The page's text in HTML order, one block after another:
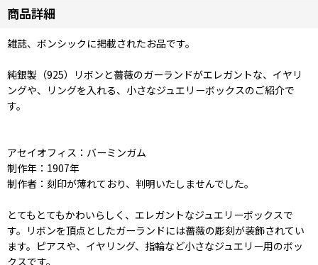
商品詳細
雑誌、ボンシックに掲載されたお品です。
純銀製（925）リボンと薔薇のガーランドがエレガントな、イヤリ
ングや、リングを入れる、小さなジュエリーボックスのご紹介で
す。
アセイオフィス：バーミンガム
制作年：1907年
制作者：刻印が薄れており、判明いたしませんでした。
とてもとてもかわいらしく、エレガントなジュエリーボックスで
す。リボンを頂点としたガーランドには薔薇の彫刻が装飾されてい
ます。ピアスや、イヤリング、指輪など小さなジュエリー用のボッ
クスです。